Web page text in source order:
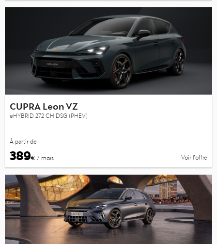
CUPRA Leon VZ
eHYBRID 272 CH DSG (PHEV)
À partir de
389€ / mois Voir l’offre